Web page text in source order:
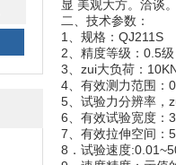
显 美观大方。洽谈
二、技术参数：
1、规格：QJ211S
2、精度等级：0.5级
3、zui大负荷：
4、有效测力范围：
5、试验力分辨率，
6、有效试验宽度：
7、有效拉伸空间：
8．试验速度